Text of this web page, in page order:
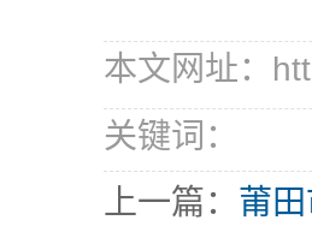
本文网址：
关键词：
上一篇： 莆